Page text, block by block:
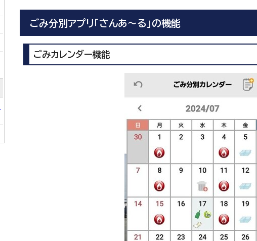
ごみ分別アプリ「さんあ～る」の機能
ごみカレンダー機能